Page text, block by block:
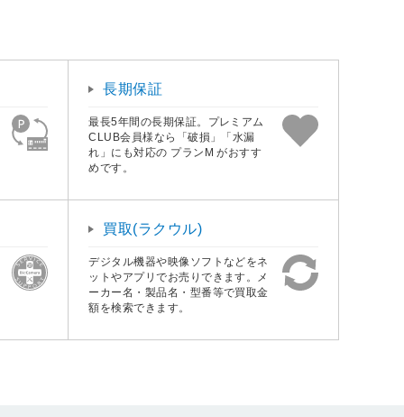
長期保証
最長5年間の長期保証。プレミアム
CLUB会員様なら「破損」「水漏
れ」にも対応の プランM がおすす
めです。
買取(ラクウル)
デジタル機器や映像ソフトなどをネ
ットやアプリでお売りできます。メ
ーカー名・製品名・型番等で買取金
額を検索できます。